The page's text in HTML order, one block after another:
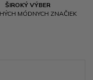
ŠIROKÝ VÝBER
MÓDNYCH ZNAČIEK